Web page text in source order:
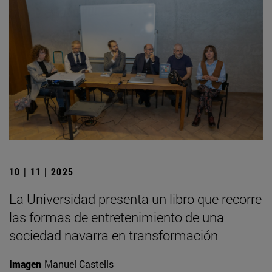
10 | 11 | 2025
La Universidad presenta un libro que recorre
las formas de entretenimiento de una
sociedad navarra en transformación
Imagen Manuel Castells